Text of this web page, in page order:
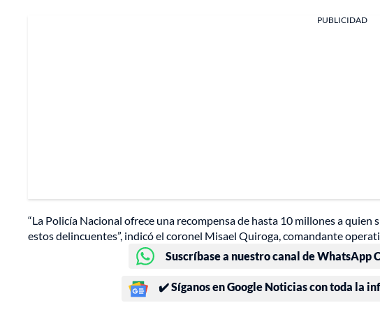
PUBLICIDAD
“La Policía Nacional ofrece una recompensa de hasta 10 millones a
estos delincuentes”, indicó el coronel Misael Quiroga, comandante
Suscríbase a nuestro canal de WhatsApp
✔️ Síganos en Google Noticias con toda la